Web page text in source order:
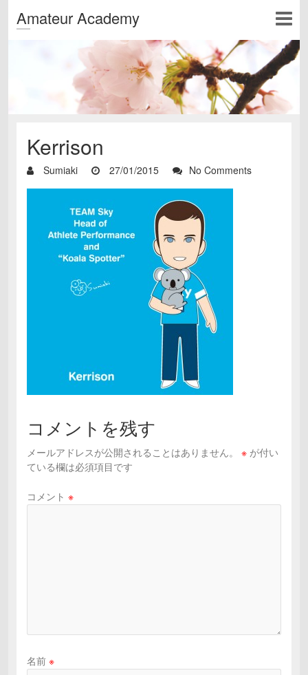
Amateur Academy
Kerrison
Sumiaki 27/01/2015 No Comments
コメントを残す
メールアドレスが公開されることはありません。 ※ が付い
ている欄は必須項目です
コメント ※
名前 ※